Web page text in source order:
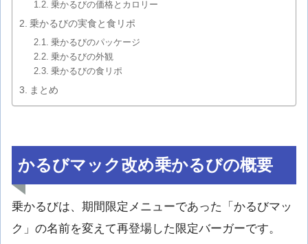
乗かるびの価格とカロリー
乗かるびの実食と食リポ
乗かるびのパッケージ
乗かるびの外観
乗かるびの食リポ
まとめ
かるびマック改め乗かるびの概要
乗かるびは、期間限定メニューであった「かるびマッ
ク」の名前を変えて再登場した限定バーガーです。